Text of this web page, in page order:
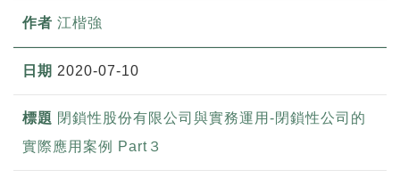
江楷強
2020-07-10
閉鎖性股份有限公司與實務運用-閉鎖性公司的
實際應用案例 Part３